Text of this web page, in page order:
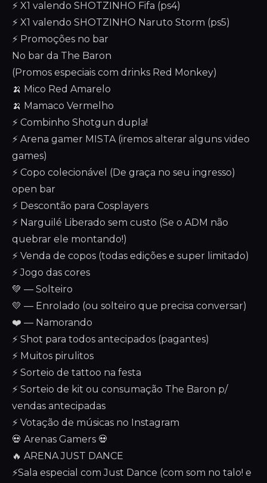
⚡ X1 valendo SHOTZINHO Fifa (ps4)
⚡ X1 valendo SHOTZINHO Naruto Storm (ps5)
⚡ Promoções no bar
No bar da The Baron
(Promos especiais com drinks Red Monkey)
🍌 Mico Red Amarelo
🍌 Mamaco Vermelho
⚡ Combinho Shotgun dupla!
⚡ Arena gamer MISTA (iremos alterar alguns video
games)
⚡ Copo colecionável (De graça no seu ingresso)
open bar
⚡ Descontão para Cosplayers
⚡ Narguilé Liberado sem custo (Se o ADM não
quebrar ele montando!)
⚡ Venda de copos (todas edições e super limitado)
⚡ Jogo das cores
💚 — Solteiro
💛 — Enrolado (ou solteiro que precisa conversar)
❤️ — Namorando
⚡ Shot para todos antecipados (pagantes)
⚡ Muitos pirulitos
⚡ Sorteio de tattoo na festa
⚡ Sorteio de kit ou consumação The Baron p/
vendas antecipadas
⚡ Votação de músicas no Instagram
💀 Arenas Gamers 💀
🔥 ARENA JUST DANCE
⚡Sala especial com Just Dance (com som no talo! e